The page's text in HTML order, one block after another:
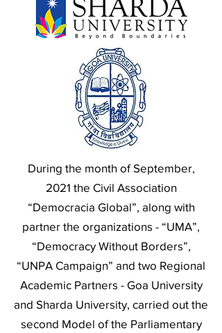
During the month of September,
2021 the Civil Association
“Democracia Global”, along with
partner the organizations - “UMA”,
“Democracy Without Borders”,
“UNPA Campaign” and two Regional
Academic Partners - Goa University
and Sharda University, carried out the
second Model of the Parliamentary